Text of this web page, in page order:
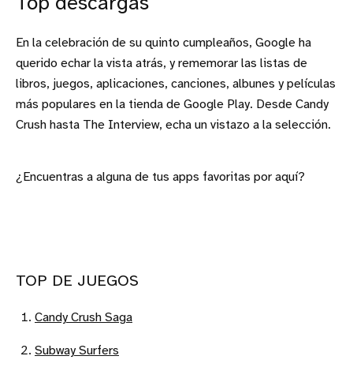
Top descargas
En la celebración de su quinto cumpleaños, Google ha
querido echar la vista atrás, y rememorar las listas de
libros, juegos, aplicaciones, canciones, albunes y películas
más populares en la tienda de Google Play. Desde Candy
Crush hasta The Interview, echa un vistazo a la selección.
¿Encuentras a alguna de tus apps favoritas por aquí?
TOP DE JUEGOS
Candy Crush Saga
Subway Surfers